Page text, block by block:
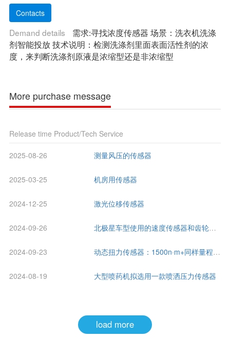
Demand details
需求:寻找浓度传感器 场景：洗衣机洗涤
剂智能投放 技术说明：检测洗涤剂里面表面活性剂的浓
度，来判断洗涤剂原液是浓缩型还是非浓缩型
More purchase message
Release time Product/Tech Service
2025-08-26 测量风压的传感器
2025-03-25 机房用传感器
2024-12-25 激光位移传感器
2024-09-26 北极星车型使用的速度传感器和齿轮位置传感器
2024-09-23 动态扭力传感器：1500n·m+同样量程的磁粉制动器
2024-08-19 大型喷药机拟选用一款喷洒压力传感器
load more